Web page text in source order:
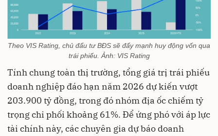
Theo VIS Rating, chủ đẩu tư BĐS sẽ đẩy mạnh huy động vốn qua
trái phiếu. Ảnh: VIS Rating
Tính chung toàn thị trường, tổng giá trị trái phiếu
doanh nghiệp đáo hạn năm 2026 dự kiến vượt
203.900 tỷ đồng, trong đó nhóm địa ốc chiếm tỷ
trọng chi phối khoảng 61%. Để ứng phó với áp lực
tài chính này, các chuyên gia dự báo doanh